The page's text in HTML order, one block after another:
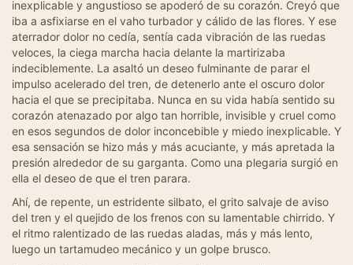
inexplicable y angustioso se apoderó de su corazón. Creyó que
iba a asfixiarse en el vaho turbador y cálido de las flores. Y ese
aterrador dolor no cedía, sentía cada vibración de las ruedas
veloces, la ciega marcha hacia delante la martirizaba
indeciblemente. La asaltó un deseo fulminante de parar el
impulso acelerado del tren, de detenerlo ante el oscuro dolor
hacia el que se precipitaba. Nunca en su vida había sentido su
corazón atenazado por algo tan horrible, invisible y cruel como
en esos segundos de dolor inconcebible y miedo inexplicable. Y
esa sensación se hizo más y más acuciante, y más apretada la
presión alrededor de su garganta. Como una plegaria surgió en
ella el deseo de que el tren parara.
Ahí, de repente, un estridente silbato, el grito salvaje de aviso
del tren y el quejido de los frenos con su lamentable chirrido. Y
el ritmo ralentizado de las ruedas aladas, más y más lento,
luego un tartamudeo mecánico y un golpe brusco.